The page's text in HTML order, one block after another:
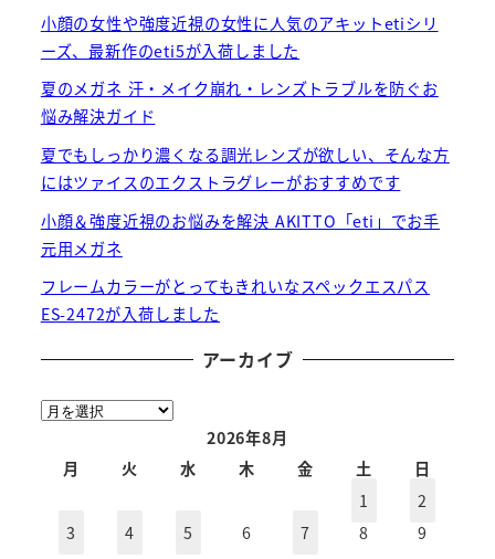
小顔の女性や強度近視の女性に人気のアキットetiシリ
ーズ、最新作のeti5が入荷しました
夏のメガネ 汗・メイク崩れ・レンズトラブルを防ぐお
悩み解決ガイド
夏でもしっかり濃くなる調光レンズが欲しい、そんな方
にはツァイスのエクストラグレーがおすすめです
小顔＆強度近視のお悩みを解決 AKITTO「eti」でお手
元用メガネ
フレームカラーがとってもきれいなスペックエスパス
ES-2472が入荷しました
アーカイブ
ア
2026年8月
月
火 水 木 金 土
日
1
2
3
4 5 6 7 8
9